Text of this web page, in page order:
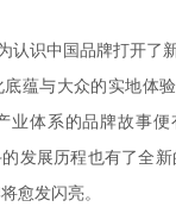
识中国品牌打开了
蕴与大众的实地体
业体系的品牌故事
发展历程也有了全新
愈发闪亮。